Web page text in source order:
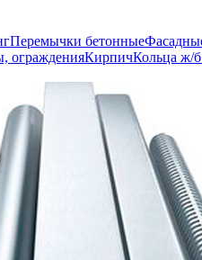
Перемычки бетонные
огражденияКирпичКольца ж/